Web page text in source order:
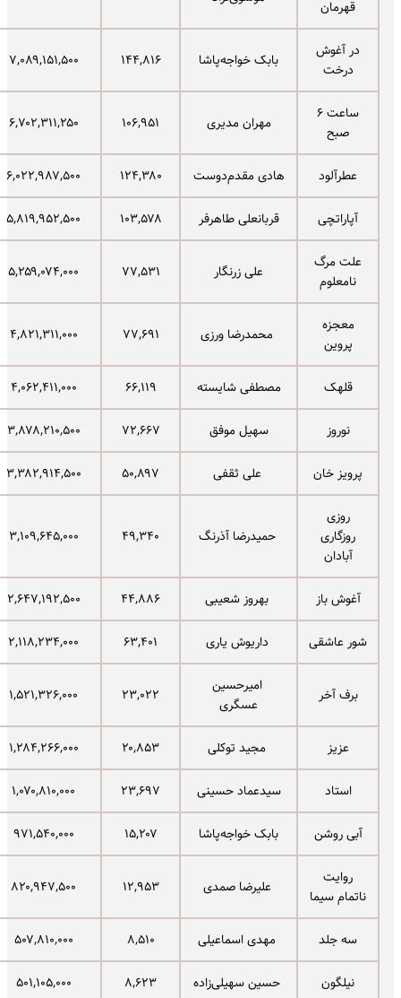
قهرمان
در آغوش
درخت
بابک خواجه‌پاشا ۱۴۴,۸۱۶ ۷,۰۸۹,۱۵۱,۵۰۰
ساعت ۶
صبح
مهران مدیری ۱۰۶,۹۵۱ ۶,۷۰۲,۳۱۱,۲۵۰
عطرآلود هادی مقدم‌دوست ۱۲۴,۳۸۰ ۶,۰۲۲,۹۸۷,۵۰۰
آپاراتچی قربانعلی طاهرفر ۱۰۳,۵۷۸ ۵,۸۱۹,۹۵۲,۵۰۰
علت مرگ
نامعلوم
علی زرنگار ۷۷,۵۳۱ ۵,۲۵۹,۰۷۴,۰۰۰
معجزه
پروین
محمدرضا ورزی ۷۷,۶۹۱ ۴,۸۲۱,۳۱۱,۰۰۰
قلهک مصطفی شایسته ۶۶,۱۱۹ ۴,۰۶۲,۴۱۱,۰۰۰
نوروز سهیل موفق ۷۲,۶۶۷ ۳,۸۷۸,۲۱۰,۵۰۰
پرویز خان علی ثقفی ۵۰,۸۹۷ ۳,۳۸۲,۹۱۴,۵۰۰
روزی
روزگاری
آبادان
حمیدرضا آذرنگ ۴۹,۳۴۰ ۳,۱۰۹,۶۴۵,۰۰۰
آغوش باز بهروز شعیبی ۴۴,۸۸۶ ۲,۶۴۷,۱۹۲,۵۰۰
شور عاشقی داریوش یاری ۶۳,۴۰۱ ۲,۱۱۸,۲۳۴,۰۰۰
برف آخر
امیرحسین
عسگری
۲۳,۰۲۲ ۱,۵۲۱,۳۲۶,۰۰۰
عزیز مجید توکلی ۲۰,۸۵۳ ۱,۲۸۴,۲۶۶,۰۰۰
استاد سیدعماد حسینی ۲۳,۶۹۷ ۱,۰۷۰,۸۱۰,۰۰۰
آبی روشن بابک خواجه‌پاشا ۱۵,۲۰۷ ۹۷۱,۵۴۰,۰۰۰
روایت
ناتمام سیما
علیرضا صمدی ۱۲,۹۵۳ ۸۲۰,۹۴۷,۵۰۰
سه جلد مهدی اسماعیلی ۸,۵۱۰ ۵۰۷,۸۱۰,۰۰۰
نیلگون حسین سهیلی‌زاده ۸,۶۲۳ ۵۰۱,۱۰۵,۰۰۰